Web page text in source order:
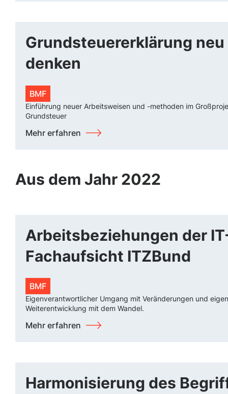
Grundsteuererklärung neu
denken
BMF
Einführung neuer Arbeitsweisen und -methoden im
Grundsteuer
Mehr erfahren
Aus dem Jahr 2022
Arbeitsbeziehungen der
Fachaufsicht ITZBund
BMF
Eigenverantwortlicher Umgang mit Veränderungen und
Weiterentwicklung mit dem Wandel.
Mehr erfahren
Harmonisierung des